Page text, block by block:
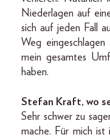
Niederlagen auf
sich auf jeden Fall
Weg
mein gesamtes
haben.
Stefan Kraft, wo
Sehr schwer zu
mache. Für mich ist